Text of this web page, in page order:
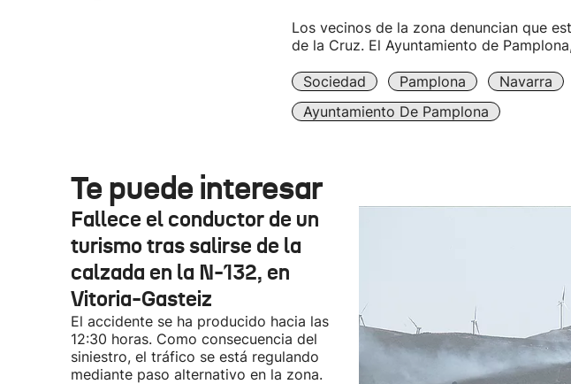
Los vecinos de la zona denuncian que
de la Cruz. El Ayuntamiento de
Sociedad Pamplona Navarra
Ayuntamiento De Pamplona
Te puede interesar
Fallece el conductor de un
turismo tras salirse de la
calzada en la N-132, en
Vitoria-Gasteiz
El accidente se ha producido hacia las
12:30 horas. Como consecuencia del
siniestro, el tráfico se está regulando
mediante paso alternativo en la zona.